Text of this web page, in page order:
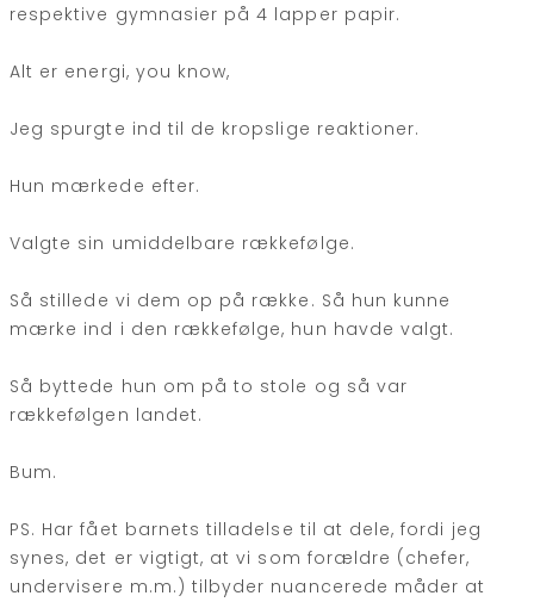
respektive gymnasier på 4 lapper papir.
Alt er energi, you know,
Jeg spurgte ind til de kropslige reaktioner.
Hun mærkede efter.
Valgte sin umiddelbare rækkefølge.
Så stillede vi dem op på række. Så hun kunne
mærke ind i den rækkefølge, hun havde valgt.
Så byttede hun om på to stole og så var
rækkefølgen landet.
Bum.
PS. Har fået barnets tilladelse til at dele, fordi jeg
synes, det er vigtigt, at vi som forældre (chefer,
undervisere m.m.) tilbyder nuancerede måder at